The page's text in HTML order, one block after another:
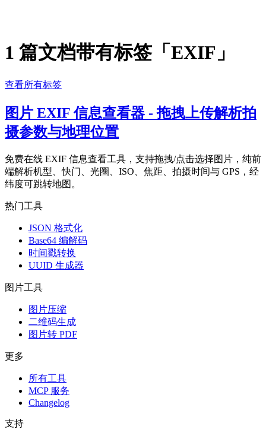
1 篇文档带有标签「EXIF」
查看所有标签
图片 EXIF 信息查看器 - 拖拽上传解析拍
摄参数与地理位置
免费在线 EXIF 信息查看工具，支持拖拽/点击选择图片，纯前
端解析机型、快门、光圈、ISO、焦距、拍摄时间与 GPS，经
纬度可跳转地图。
热门工具
JSON 格式化
Base64 编解码
时间戳转换
UUID 生成器
图片工具
图片压缩
二维码生成
图片转 PDF
更多
所有工具
MCP 服务
Changelog
支持